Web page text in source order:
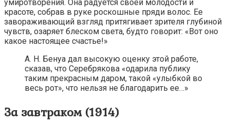
умиротворения. Она радуется своей молодости и
красоте, собрав в руке роскошные пряди волос. Ее
завораживающий взгляд притягивает зрителя глубиной
чувств, озаряет блеском света, будто говорит: «Вот оно
какое настоящее счастье!»
А. Н. Бенуа дал высокую оценку этой работе,
сказав, что Серебрякова «одарила публику
таким прекрасным даром, такой «улыбкой во
весь рот», что нельзя не благодарить ее…»
За завтраком (1914)